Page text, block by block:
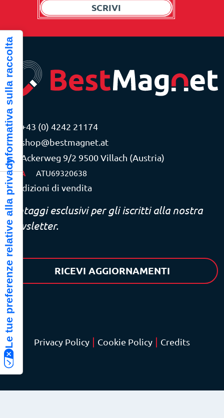
SCRIVI
+43 (0) 4242 21174
shop@bestmagnet.at
Ackerweg 9/2 9500 Villach (Austria)
P.IVA ATU69320638
Condizioni di vendita
Vantaggi esclusivi per gli iscritti alla nostra
newsletter.
RICEVI AGGIORNAMENTI
Privacy Policy Cookie Policy Credits
Le tue preferenze relative alla privacy
Informativa sulla raccolta